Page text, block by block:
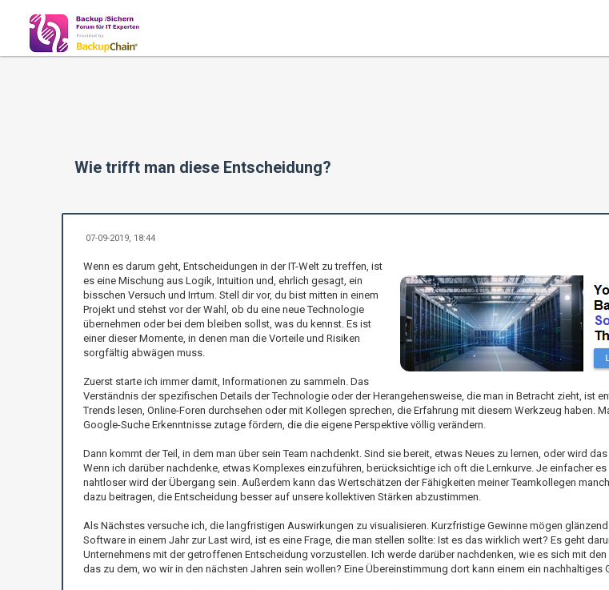
Wie trifft man diese Entscheidung?
07-09-2019, 18:44
Wenn es darum geht, Entscheidungen in der IT-Welt zu treffen, ist
es eine Mischung aus Logik, Intuition und, ehrlich gesagt, ein
bisschen Versuch und Irrtum. Stell dir vor, du bist mitten in einem
Projekt und stehst vor der Wahl, ob du eine neue Technologie
übernehmen oder bei dem bleiben sollst, was du kennst. Es ist
einer dieser Momente, in denen man die Vorteile und Risiken
sorgfältig abwägen muss.
Zuerst starte ich immer damit, Informationen zu sammeln. Das
Verständnis der spezifischen Details der Technologie oder der Herangehensweise, die man in Betracht zieht, ist
Trends lesen, Online-Foren durchsehen oder mit Kollegen sprechen, die Erfahrung mit diesem Werkzeug haben.
Google-Suche Erkenntnisse zutage fördern, die die eigene Perspektive völlig verändern.
Dann kommt der Teil, in dem man über sein Team nachdenkt. Sind sie bereit, etwas Neues zu lernen, oder wird
Wenn ich darüber nachdenke, etwas Komplexes einzuführen, berücksichtige ich oft die Lernkurve. Je einfacher
nahtloser wird der Übergang sein. Außerdem kann das Wertschätzen der Fähigkeiten meiner Teamkollegen
dazu beitragen, die Entscheidung besser auf unsere kollektiven Stärken abzustimmen.
Als Nächstes versuche ich, die langfristigen Auswirkungen zu visualisieren. Kurzfristige Gewinne mögen
Software in einem Jahr zur Last wird, ist es eine Frage, die man stellen sollte: Ist es das wirklich wert? Es geht
Unternehmens mit der getroffenen Entscheidung vorzustellen. Ich werde darüber nachdenken, wie es sich mit
das zu dem, wo wir in den nächsten Jahren sein wollen? Eine Übereinstimmung dort kann einem ein nachhaltiges